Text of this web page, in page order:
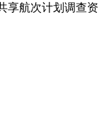
享航次计划调查资